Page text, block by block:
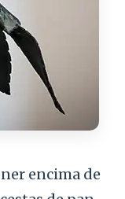
encima de